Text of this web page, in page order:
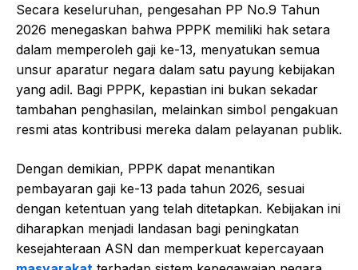
Secara keseluruhan, pengesahan PP No.9 Tahun
2026 menegaskan bahwa PPPK memiliki hak setara
dalam memperoleh gaji ke-13, menyatukan semua
unsur aparatur negara dalam satu payung kebijakan
yang adil. Bagi PPPK, kepastian ini bukan sekadar
tambahan penghasilan, melainkan simbol pengakuan
resmi atas kontribusi mereka dalam pelayanan publik.
Dengan demikian, PPPK dapat menantikan
pembayaran gaji ke-13 pada tahun 2026, sesuai
dengan ketentuan yang telah ditetapkan. Kebijakan ini
diharapkan menjadi landasan bagi peningkatan
kesejahteraan ASN dan memperkuat kepercayaan